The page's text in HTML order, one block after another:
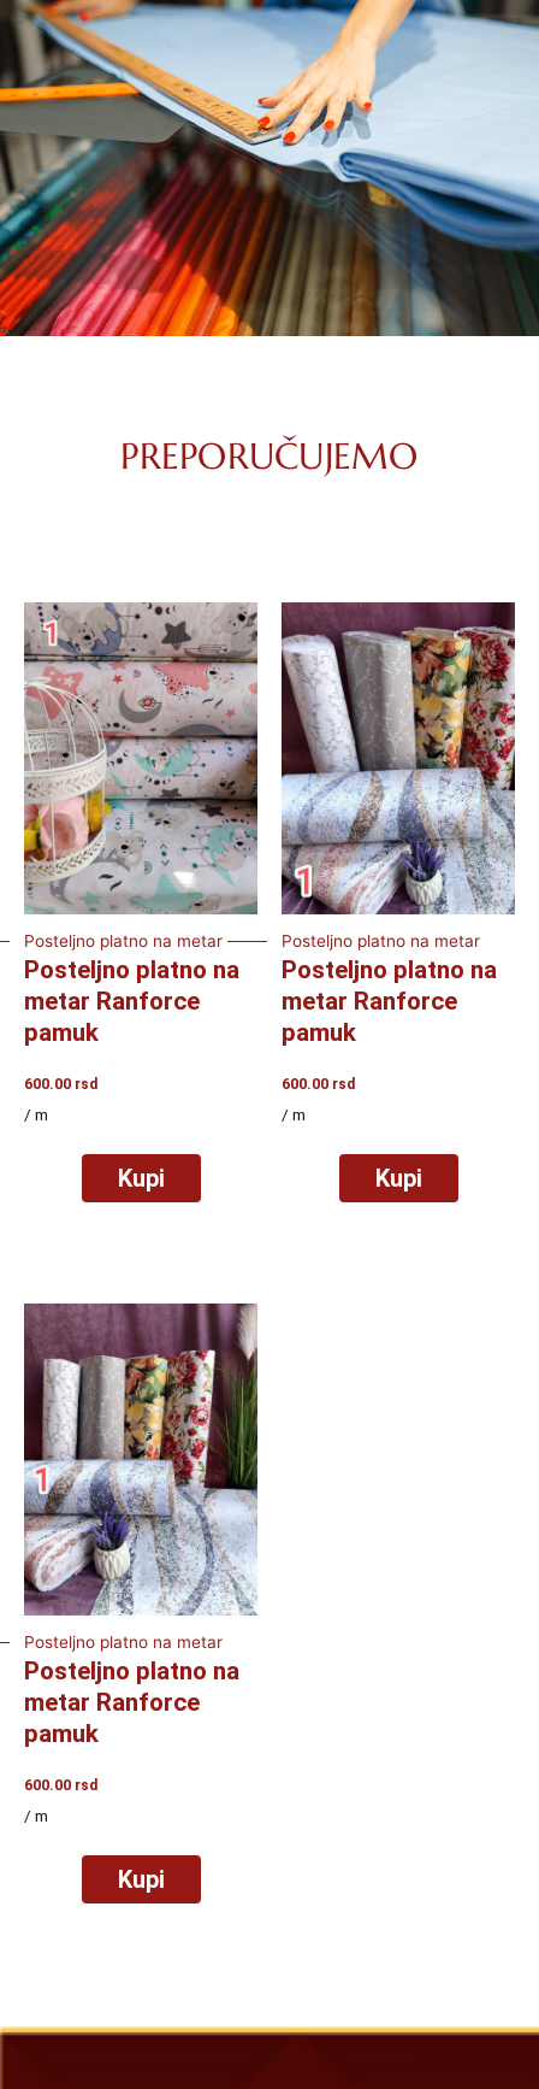
PREPORUČUJEMO
Posteljno platno na metar
Posteljno platno na
metar Ranforce
pamuk
600.00 rsd
/ m
Kupi
Posteljno platno na metar
Posteljno platno na
metar Ranforce
pamuk
600.00 rsd
/ m
Kupi
Posteljno platno na metar
Posteljno platno na
metar Ranforce
pamuk
600.00 rsd
/ m
Kupi